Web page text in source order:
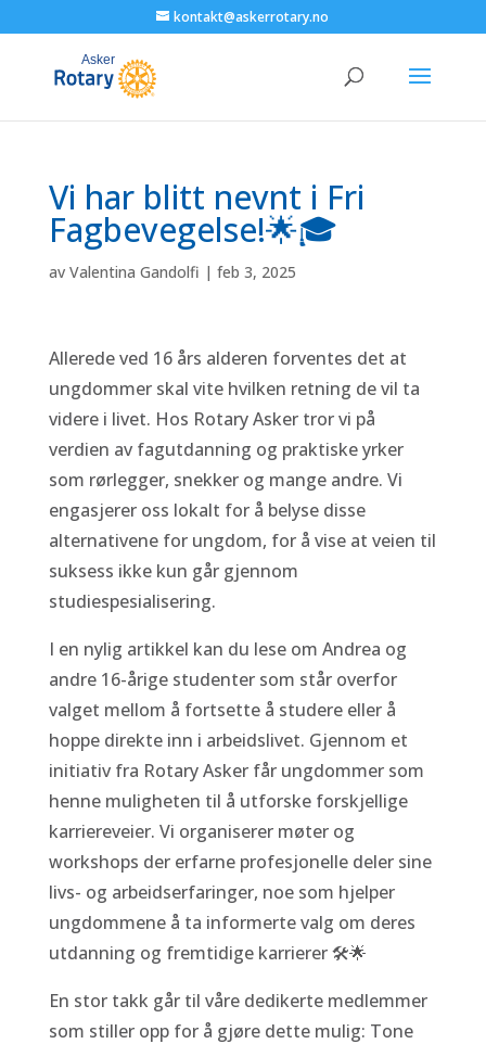
kontakt@askerrotary.no
Vi har blitt nevnt i Fri
Fagbevegelse!🌟🎓
av Valentina Gandolfi | feb 3, 2025
Allerede ved 16 års alderen forventes det at
ungdommer skal vite hvilken retning de vil ta
videre i livet. Hos Rotary Asker tror vi på
verdien av fagutdanning og praktiske yrker
som rørlegger, snekker og mange andre. Vi
engasjerer oss lokalt for å belyse disse
alternativene for ungdom, for å vise at veien til
suksess ikke kun går gjennom
studiespesialisering.
I en nylig artikkel kan du lese om Andrea og
andre 16-årige studenter som står overfor
valget mellom å fortsette å studere eller å
hoppe direkte inn i arbeidslivet. Gjennom et
initiativ fra Rotary Asker får ungdommer som
henne muligheten til å utforske forskjellige
karriereveier. Vi organiserer møter og
workshops der erfarne profesjonelle deler sine
livs- og arbeidserfaringer, noe som hjelper
ungdommene å ta informerte valg om deres
utdanning og fremtidige karrierer 🛠️🌟
En stor takk går til våre dedikerte medlemmer
som stiller opp for å gjøre dette mulig: Tone